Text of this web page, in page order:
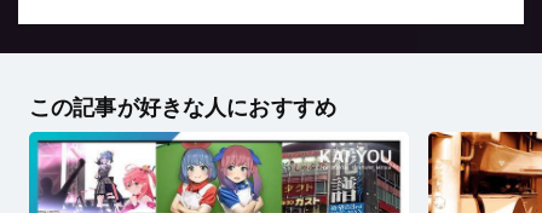
この記事が好きな人におすすめ